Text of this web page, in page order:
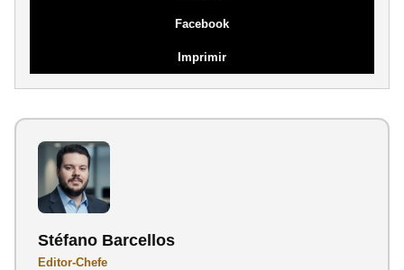
Facebook
Imprimir
Stéfano Barcellos
Editor-Chefe